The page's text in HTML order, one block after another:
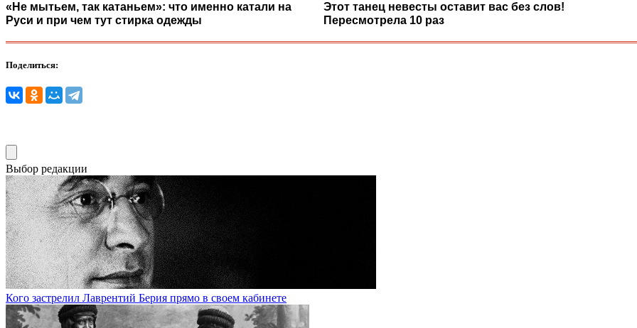
«Не мытьем, так катаньем»: что именно катали на
Руси и при чем тут стирка одежды
Этот танец невесты оставит вас без слов!
Пересмотрела 10 раз
Поделиться:
Выбор редакции
Кого застрелил Лаврентий Берия прямо в своем кабинете